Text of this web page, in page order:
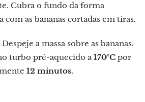
Cubra o fundo da forma
com as bananas cortadas em tiras.
Despeje a massa sobre as bananas.
turbo pré-aquecido a170°C por
12 minutos.